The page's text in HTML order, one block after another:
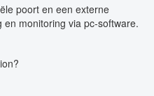
poort en een externe
monitoring via pc-software.